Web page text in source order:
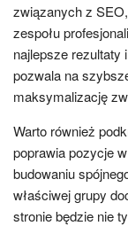
związanych z
zespołu
najlepsze rezultaty
pozwala na
maksymalizację
Warto również
poprawia pozycje
budowaniu
właściwej grupy
stronie będzie nie